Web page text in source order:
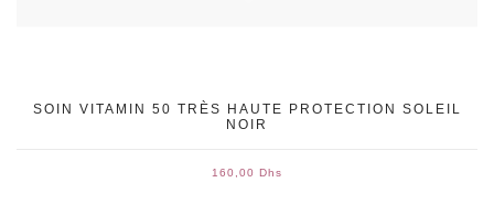
SOIN VITAMIN 50 TRÈS HAUTE PROTECTION SOLEIL
NOIR
160,00 Dhs